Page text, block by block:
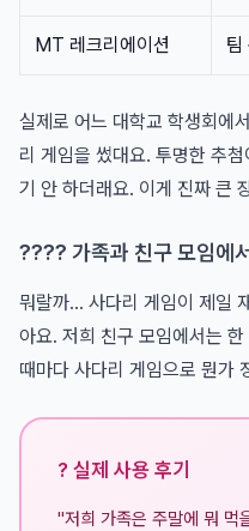
MT 레크리에이션 팀
실제로 어느 대학교 학생회에
리 게임을 썼대요. 투명한 추
기 안 하더래요. 이게 진짜 큰
?‍?‍?‍? 가족과 친구 모임에
뭐랄까... 사다리 게임이 제일
아요. 저희 친구 모임에서는
때마다 사다리 게임으로 뭔가
? 실제 사용 후기
"저희 가족은 주말에 뭐 먹